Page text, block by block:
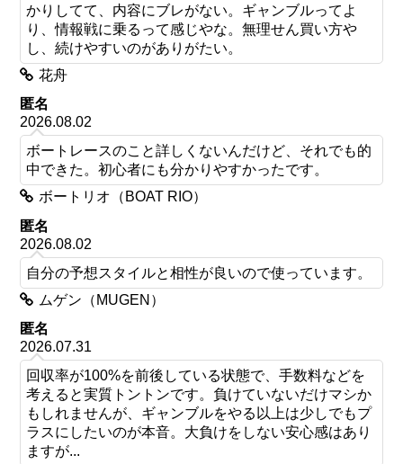
かりしてて、内容にブレがない。ギャンブルってよ
り、情報戦に乗るって感じやな。無理せん買い方や
し、続けやすいのがありがたい。
花舟
匿名
2026.08.02
ボートレースのこと詳しくないんだけど、それでも的
中できた。初心者にも分かりやすかったです。
ボートリオ（BOAT RIO）
匿名
2026.08.02
自分の予想スタイルと相性が良いので使っています。
ムゲン（MUGEN）
匿名
2026.07.31
回収率が100%を前後している状態で、手数料などを
考えると実質トントンです。負けていないだけマシか
もしれませんが、ギャンブルをやる以上は少しでもプ
ラスにしたいのが本音。大負けをしない安心感はあり
ますが...